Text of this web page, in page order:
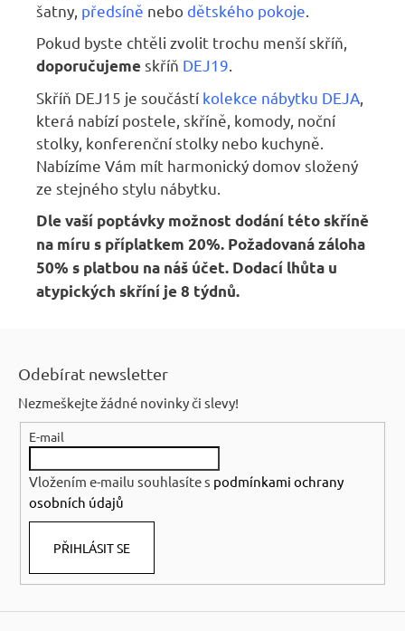
šatny, předsíně nebodětského pokoje.
Pokud byste chtěli zvolit trochu menší skříň,
doporučujeme skříň DEJ19.
Skříň DEJ15 je součástí kolekce nábytku DEJA,
která nabízí postele, skříně, komody, noční
stolky, konferenční stolky nebo kuchyně.
Nabízíme Vám mít harmonický domov složený
ze stejného stylu nábytku.
Dle vaší poptávky možnost dodání této skříně
na míru s příplatkem 20%. Požadovaná záloha
50% s platbou na náš účet. Dodací lhůta u
atypických skříní je 8 týdnů.
Odebírat newsletter
Nezmeškejte žádné novinky či slevy!
E-mail
Vložením e-mailu souhlasíte s podmínkami ochrany
osobních údajů
PŘIHLÁSIT SE